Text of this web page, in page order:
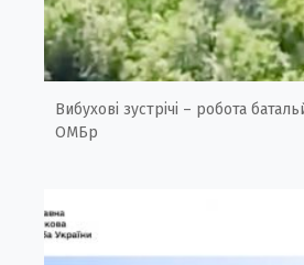
Вибухові зустрічі – робота
ОМБр